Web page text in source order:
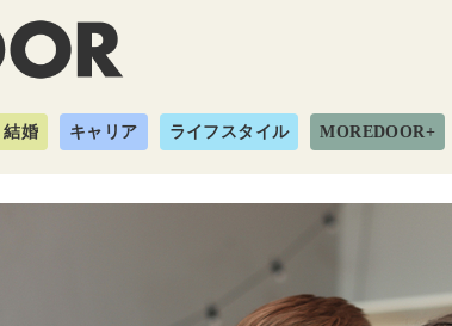
結婚 キャリア ライフスタイル MOREDOOR+